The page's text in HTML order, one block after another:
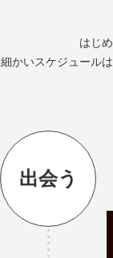
はじ
細かいスケジュール
出会う